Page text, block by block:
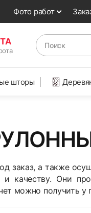
Фото работ
шторы
заказ, а также
качеству. Они
можно получить у